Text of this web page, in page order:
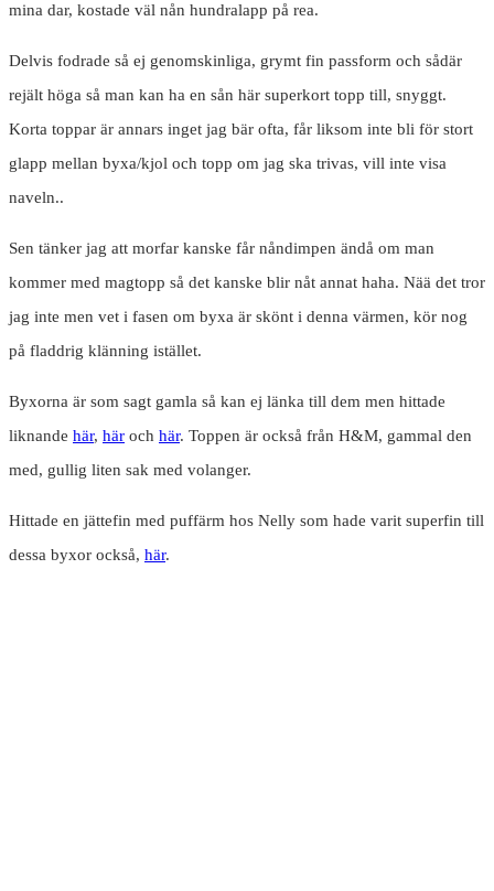
mina dar, kostade väl nån hundralapp på rea.
Delvis fodrade så ej genomskinliga, grymt fin passform och sådär
rejält höga så man kan ha en sån här superkort topp till, snyggt.
Korta toppar är annars inget jag bär ofta, får liksom inte bli för stort
glapp mellan byxa/kjol och topp om jag ska trivas, vill inte visa
naveln..
Sen tänker jag att morfar kanske får nåndimpen ändå om man
kommer med magtopp så det kanske blir nåt annat haha. Nää det tror
jag inte men vet i fasen om byxa är skönt i denna värmen, kör nog
på fladdrig klänning istället.
Byxorna är som sagt gamla så kan ej länka till dem men hittade
liknande här, här och här. Toppen är också från H&M, gammal den
med, gullig liten sak med volanger.
Hittade en jättefin med puffärm hos Nelly som hade varit superfin till
dessa byxor också, här.